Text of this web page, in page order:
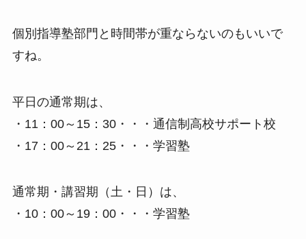
個別指導塾部門と時間帯が重ならないのもいいで
すね。
平日の通常期は、
・11：00～15：30・・・通信制高校サポート校
・17：00～21：25・・・学習塾
通常期・講習期（土・日）は、
・10：00～19：00・・・学習塾